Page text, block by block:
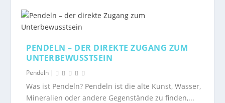
PENDELN – DER DIREKTE ZUGANG ZUM
UNTERBEWUSSTSEIN
Pendeln |
Was ist Pendeln? Pendeln ist die alte Kunst, Wasser,
Mineralien oder andere Gegenstände zu finden,...